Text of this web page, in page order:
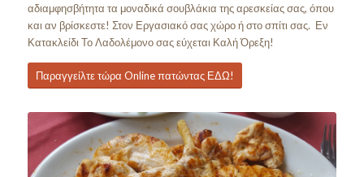
αδιαμφησβήτητα τα μοναδικά σουβλάκια της αρεσκείας σας, όπου
και αν βρίσκεστε! Στον Εργασιακό σας χώρο ή στο σπίτι σας. Εν
Κατακλείδι Το Λαδολέμονο σας εύχεται Καλή Όρεξη!
Παραγγείλτε τώρα Online πατώντας ΕΔΩ!